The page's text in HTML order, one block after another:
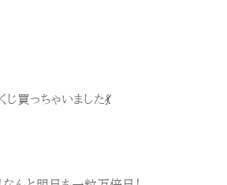
買っちゃいました💃